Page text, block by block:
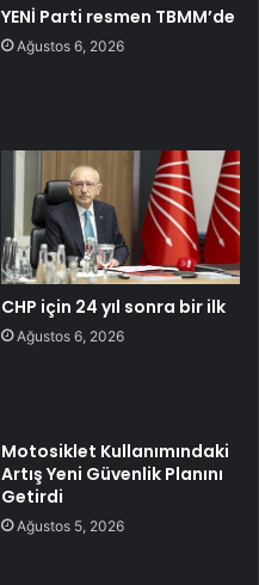
YENİ Parti resmen TBMM’de
Ağustos 6, 2026
CHP için 24 yıl sonra bir ilk
Ağustos 6, 2026
Motosiklet Kullanımındaki
Artış Yeni Güvenlik Planını
Getirdi
Ağustos 5, 2026